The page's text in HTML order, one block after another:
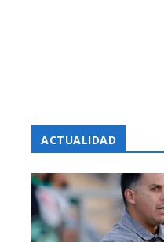
ACTUALIDAD